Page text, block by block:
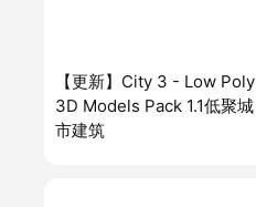
【更新】City 3 - Low Poly
3D Models Pack 1.1低聚城
市建筑